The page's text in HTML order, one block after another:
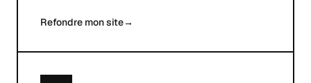
Refondre mon site→